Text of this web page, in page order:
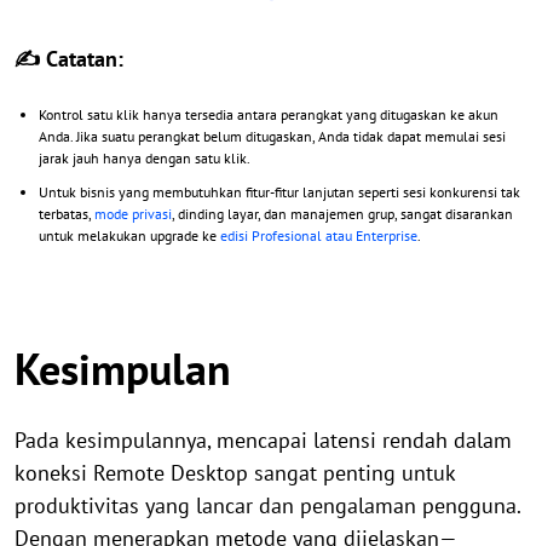
✍ Catatan:
Kontrol satu klik hanya tersedia antara perangkat yang ditugaskan ke akun
Anda. Jika suatu perangkat belum ditugaskan, Anda tidak dapat memulai sesi
jarak jauh hanya dengan satu klik.
Untuk bisnis yang membutuhkan fitur-fitur lanjutan seperti sesi konkurensi tak
terbatas, mode privasi, dinding layar, dan manajemen grup, sangat disarankan
untuk melakukan upgrade ke edisi Profesional atau Enterprise.
Kesimpulan
Pada kesimpulannya, mencapai latensi rendah dalam
koneksi Remote Desktop sangat penting untuk
produktivitas yang lancar dan pengalaman pengguna.
Dengan menerapkan metode yang dijelaskan—